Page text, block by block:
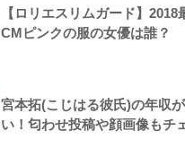
【ロリエスリムガード】2018
CMピンクの服の女優は誰？
宮本拓(こじはる彼氏)の年収
い！匂わせ投稿や顔画像もチ